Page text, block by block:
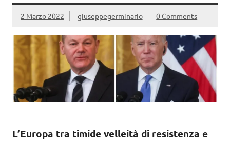
2 Marzo 2022 giuseppegerminario 0 Comments
L’Europa tra timide velleità di resistenza e